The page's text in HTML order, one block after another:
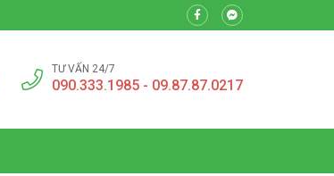
TƯ VẤN 24/7
090.333.1985 - 09.87.87.0217